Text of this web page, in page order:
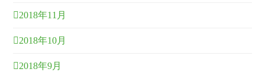
2018年11月
2018年10月
2018年9月